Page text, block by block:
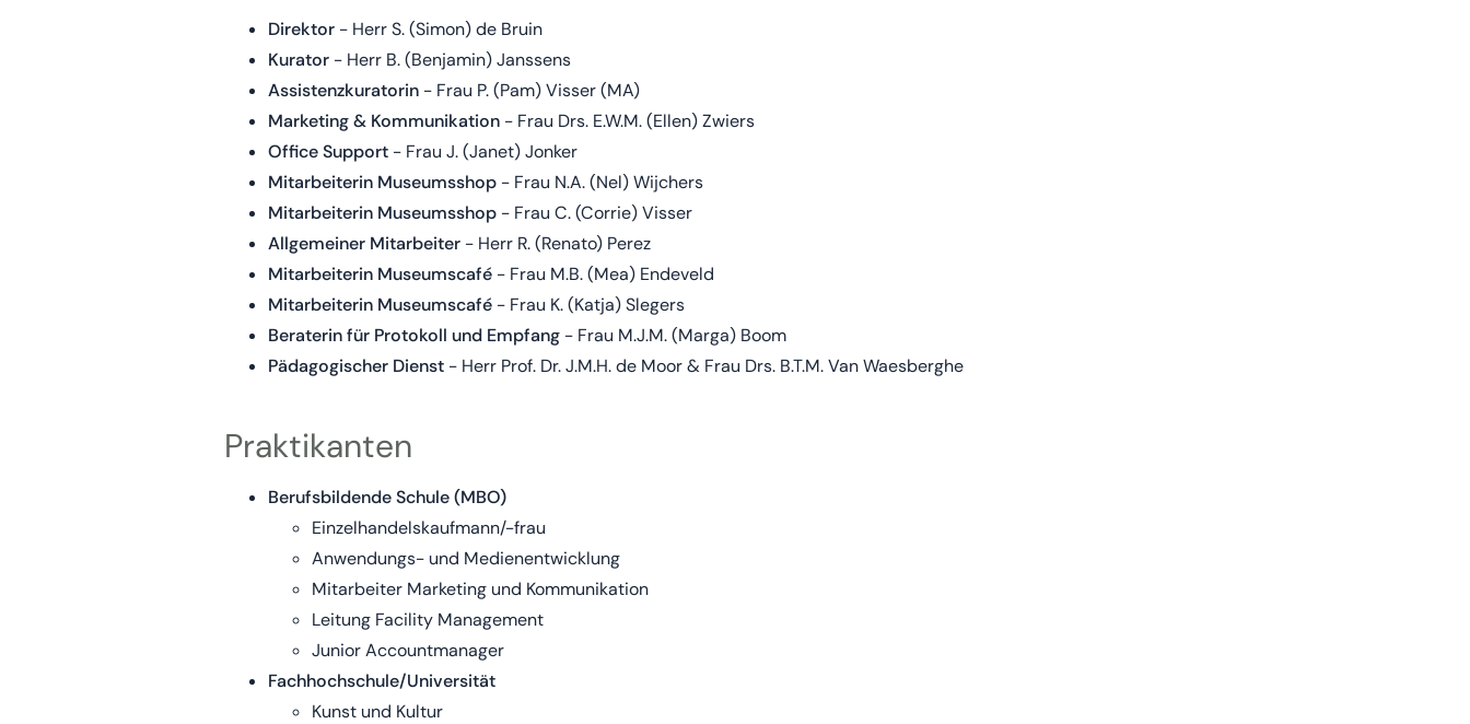
Direktor- Herr S. (Simon) de Bruin
Kurator- Herr B. (Benjamin) Janssens
Assistenzkuratorin- Frau P. (Pam) Visser (MA)
Marketing & Kommunikation- Frau Drs. E.W.M. (Ellen) Zwiers
Office Support- Frau J. (Janet) Jonker
Mitarbeiterin Museumsshop- Frau N.A. (Nel) Wijchers
Mitarbeiterin Museumsshop- Frau C. (Corrie) Visser
Allgemeiner Mitarbeiter- Herr R. (Renato) Perez
Mitarbeiterin Museumscafé - Frau M.B. (Mea) Endeveld
Mitarbeiterin Museumscafé - Frau K. (Katja) Slegers
Beraterin für Protokoll und Empfang- Frau M.J.M. (Marga) Boom
Pädagogischer Dienst - Herr Prof. Dr. J.M.H. de Moor & Frau Drs. B.T.M. Van Waesberghe
Praktikanten
Berufsbildende Schule (MBO)
Einzelhandelskaufmann/-frau
Anwendungs- und Medienentwicklung
Mitarbeiter Marketing und Kommunikation
Leitung Facility Management
Junior Accountmanager
Fachhochschule/Universität
Kunst und Kultur